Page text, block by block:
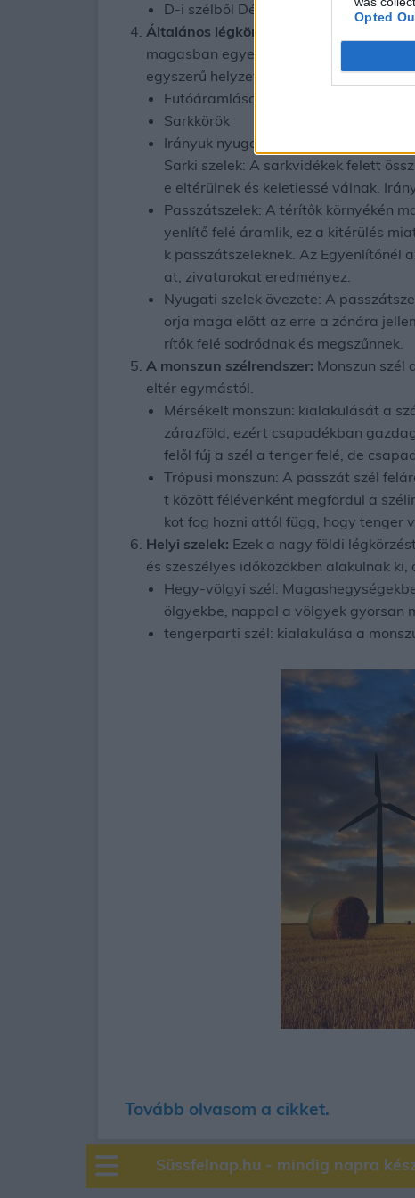
Opted
D-i szélből Délkeleti, majd Keleti lesz
Általános légkörzés:
Ha nem lenne
magasban egyenlítői meleg levegő
egyszerű helyzetet alakítja át a Föld
Futóáramlások: Ezek a magasban
Sarkkörök
Irányuk nyugatias, sebességük 3-500
Sarki szelek: A sarkvidékek felett
e eltérülnek és keletiessé válnak.
Passzátszelek: A térítők környékén
yenlítő felé áramlik, ez a kitérülés
k passzátszeleknek. Az Egyenlítőnél
at, zivatarokat eredményez.
Nyugati szelek övezete: A
orja maga előtt az erre a zónára
rítők felé sodródnak és megszűnnek.
A monszun szélrendszer: Monszun szél
eltér egymástól.
Mérsékelt monszun: kialakulását a
zárazföld, ezért csapadékban
felől fúj a szél a tenger felé, de
Trópusi monszun: A passzát szél
t között félévenként megfordul a
kot fog hozni attól függ, hogy tenger
Helyi szelek: Ezek a nagy földi
és szeszélyes időközökben alakulnak
Hegy-völgyi szél:
ölgyekbe, nappal a völgyek gyorsan
tengerparti szél: kialakulása a
Tovább olvasom a cikket.
Süssfelnap.hu - mindig napra